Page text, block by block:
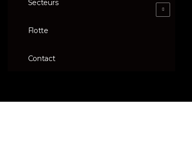
Secteurs
Flotte
Contact